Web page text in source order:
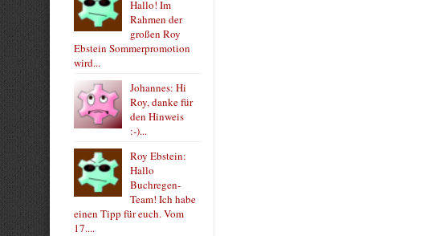
Hallo! Im
Rahmen der
großen Roy
Ebstein Sommerpromotion
wird...
Johannes: Hi
Roy, danke für
den Hinweis
:-)...
Roy Ebstein:
Hallo
Buchregen-
Team! Ich habe
einen Tipp für euch. Vom
17....